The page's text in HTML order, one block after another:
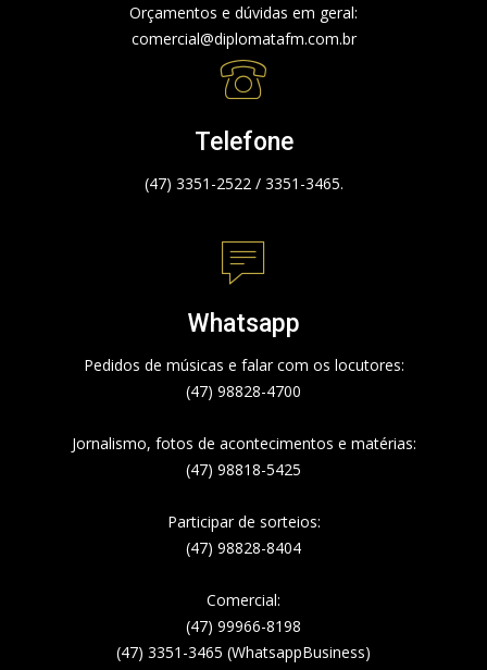
Orçamentos e dúvidas em geral:
comercial@diplomatafm.com.br
Telefone
(47) 3351-2522 / 3351-3465.
Whatsapp
Pedidos de músicas e falar com os locutores:
(47) 98828-4700
Jornalismo, fotos de acontecimentos e matérias:
(47) 98818-5425
Participar de sorteios:
(47) 98828-8404
Comercial:
(47) 99966-8198
(47) 3351-3465 (WhatsappBusiness)